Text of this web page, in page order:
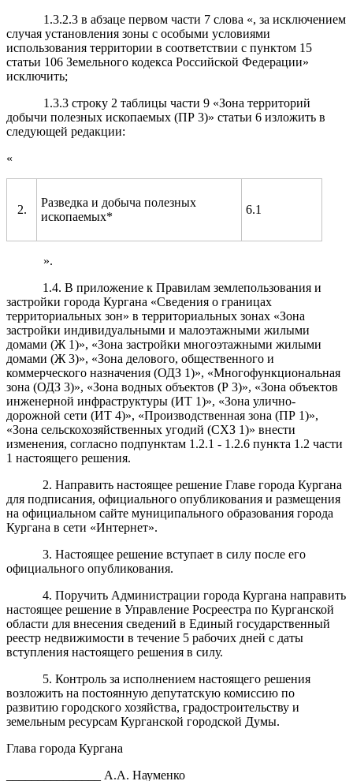
1.3.2.3 в абзаце первом части 7 слова «, за исключением
случая установления зоны с особыми условиями
использования территории в соответствии с пунктом 15
статьи 106 Земельного кодекса Российской Федерации»
исключить;
1.3.3 строку 2 таблицы части 9 «Зона территорий
добычи полезных ископаемых (ПР 3)» статьи 6 изложить в
следующей редакции:
«
2.
Разведка и добыча полезных
ископаемых*
6.1
».
1.4. В приложение к Правилам землепользования и
застройки города Кургана «Сведения о границах
территориальных зон» в территориальных зонах «Зона
застройки индивидуальными и малоэтажными жилыми
домами (Ж 1)», «Зона застройки многоэтажными жилыми
домами (Ж 3)», «Зона делового, общественного и
коммерческого назначения (ОДЗ 1)», «Многофункциональная
зона (ОДЗ 3)», «Зона водных объектов (Р 3)», «Зона объектов
инженерной инфраструктуры (ИТ 1)», «Зона улично-
дорожной сети (ИТ 4)», «Производственная зона (ПР 1)»,
«Зона сельскохозяйственных угодий (СХЗ 1)» внести
изменения, согласно подпунктам 1.2.1 - 1.2.6 пункта 1.2 части
1 настоящего решения.
2. Направить настоящее решение Главе города Кургана
для подписания, официального опубликования и размещения
на официальном сайте муниципального образования города
Кургана в сети «Интернет».
3. Настоящее решение вступает в силу после его
официального опубликования.
4. Поручить Администрации города Кургана направить
настоящее решение в Управление Росреестра по Курганской
области для внесения сведений в Единый государственный
реестр недвижимости в течение 5 рабочих дней с даты
вступления настоящего решения в силу.
5. Контроль за исполнением настоящего решения
возложить на постоянную депутатскую комиссию по
развитию городского хозяйства, градостроительству и
земельным ресурсам Курганской городской Думы.
Глава города Кургана
_______________ А.А. Науменко